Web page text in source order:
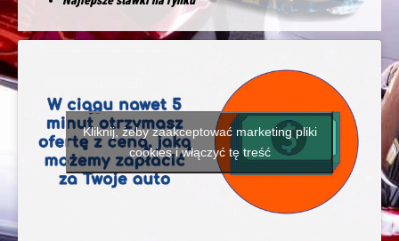
Kliknij, żeby zaakceptować marketing pliki
cookies i włączyć tę treść